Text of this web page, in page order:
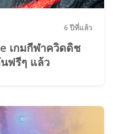
6 ปีที่แล้ว
เกมกีฬาควิดดิช
ฟรีๆ แล้ว